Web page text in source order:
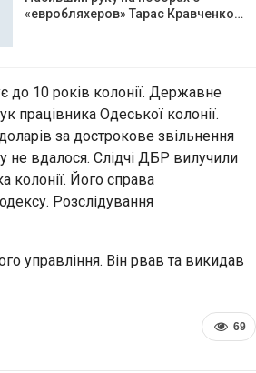
«евробляхеров» Тарас Кравченко…
до 10 років колонії. Державне
працівника Одеської колонії.
за дострокове звільнення
не вдалося. Слідчі ДБР вилучили
колонії. Його справа
Розслідування
управління. Він рвав та викидав
69